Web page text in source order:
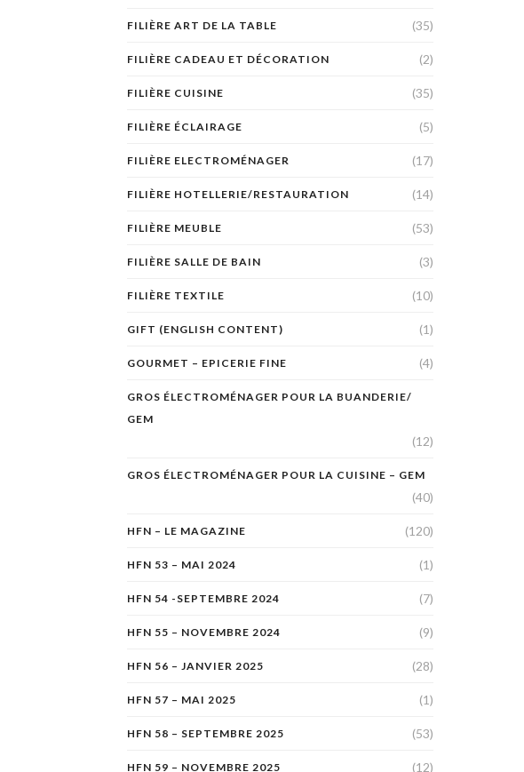
FILIÈRE ART DE LA TABLE (35)
FILIÈRE CADEAU ET DÉCORATION (2)
FILIÈRE CUISINE (35)
FILIÈRE ÉCLAIRAGE (5)
FILIÈRE ELECTROMÉNAGER (17)
FILIÈRE HOTELLERIE/RESTAURATION (14)
FILIÈRE MEUBLE (53)
FILIÈRE SALLE DE BAIN (3)
FILIÈRE TEXTILE (10)
GIFT (ENGLISH CONTENT) (1)
GOURMET – EPICERIE FINE (4)
GROS ÉLECTROMÉNAGER POUR LA BUANDERIE/
GEM
(12)
GROS ÉLECTROMÉNAGER POUR LA CUISINE – GEM
(40)
HFN – LE MAGAZINE (120)
HFN 53 – MAI 2024 (1)
HFN 54 -SEPTEMBRE 2024 (7)
HFN 55 – NOVEMBRE 2024 (9)
HFN 56 – JANVIER 2025 (28)
HFN 57 – MAI 2025 (1)
HFN 58 – SEPTEMBRE 2025 (53)
HFN 59 – NOVEMBRE 2025 (12)